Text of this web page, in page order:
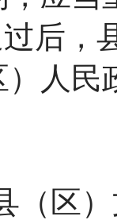
过后
人民
（区